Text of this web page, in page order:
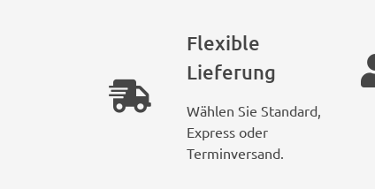
Flexible
Lieferung
Wählen Sie Standard,
Express oder
Terminversand.